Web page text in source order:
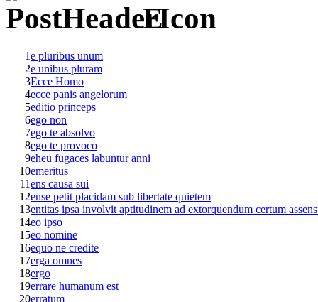
E
1e pluribus unum
2e unibus pluram
3Ecce Homo
4ecce panis angelorum
5editio princeps
6ego non
7ego te absolvo
8ego te provoco
9eheu fugaces labuntur anni
10emeritus
11ens causa sui
12ense petit placidam sub libertate quietem
13entitas ipsa involvit aptitudinem ad extorquendum certum
14eo ipso
15eo nomine
16equo ne credite
17erga omnes
18ergo
19errare humanum est
20erratum